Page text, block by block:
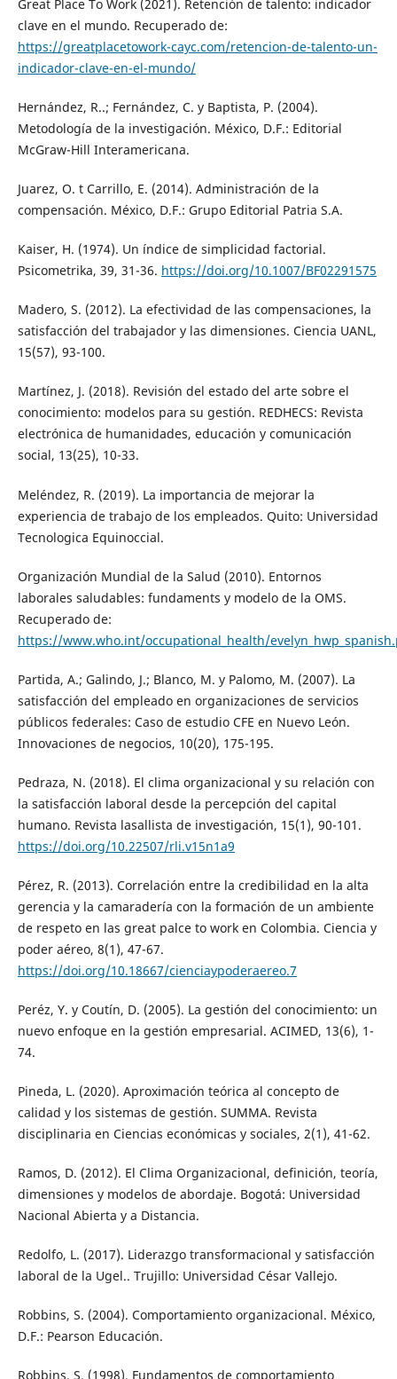
Great Place To Work (2021). Retención de talento: indicador
clave en el mundo. Recuperado de:
https://greatplacetowork-cayc.com/retencion-de-talento-un-
indicador-clave-en-el-mundo/
Hernández, R..; Fernández, C. y Baptista, P. (2004).
Metodología de la investigación. México, D.F.: Editorial
McGraw-Hill Interamericana.
Juarez, O. t Carrillo, E. (2014). Administración de la
compensación. México, D.F.: Grupo Editorial Patria S.A.
Kaiser, H. (1974). Un índice de simplicidad factorial.
Psicometrika, 39, 31-36. https://doi.org/10.1007/BF02291575
Madero, S. (2012). La efectividad de las compensaciones, la
satisfacción del trabajador y las dimensiones. Ciencia UANL,
15(57), 93-100.
Martínez, J. (2018). Revisión del estado del arte sobre el
conocimiento: modelos para su gestión. REDHECS: Revista
electrónica de humanidades, educación y comunicación
social, 13(25), 10-33.
Meléndez, R. (2019). La importancia de mejorar la
experiencia de trabajo de los empleados. Quito: Universidad
Tecnologica Equinoccial.
Organización Mundial de la Salud (2010). Entornos
laborales saludables: fundaments y modelo de la OMS.
Recuperado de:
https://www.who.int/occupational_health/
Partida, A.; Galindo, J.; Blanco, M. y Palomo, M. (2007). La
satisfacción del empleado en organizaciones de servicios
públicos federales: Caso de estudio CFE en Nuevo León.
Innovaciones de negocios, 10(20), 175-195.
Pedraza, N. (2018). El clima organizacional y su relación con
la satisfacción laboral desde la percepción del capital
humano. Revista lasallista de investigación, 15(1), 90-101.
https://doi.org/10.22507/rli.v15n1a9
Pérez, R. (2013). Correlación entre la credibilidad en la alta
gerencia y la camaradería con la formación de un ambiente
de respeto en las great palce to work en Colombia. Ciencia y
poder aéreo, 8(1), 47-67.
https://doi.org/10.18667/cienciaypoderaereo.7
Peréz, Y. y Coutín, D. (2005). La gestión del conocimiento: un
nuevo enfoque en la gestión empresarial. ACIMED, 13(6), 1-
74.
Pineda, L. (2020). Aproximación teórica al concepto de
calidad y los sistemas de gestión. SUMMA. Revista
disciplinaria en Ciencias económicas y sociales, 2(1), 41-62.
Ramos, D. (2012). El Clima Organizacional, definición, teoría,
dimensiones y modelos de abordaje. Bogotá: Universidad
Nacional Abierta y a Distancia.
Redolfo, L. (2017). Liderazgo transformacional y satisfacción
laboral de la Ugel.. Trujillo: Universidad César Vallejo.
Robbins, S. (2004). Comportamiento organizacional. México,
D.F.: Pearson Educación.
Robbins, S. (1998). Fundamentos de comportamiento